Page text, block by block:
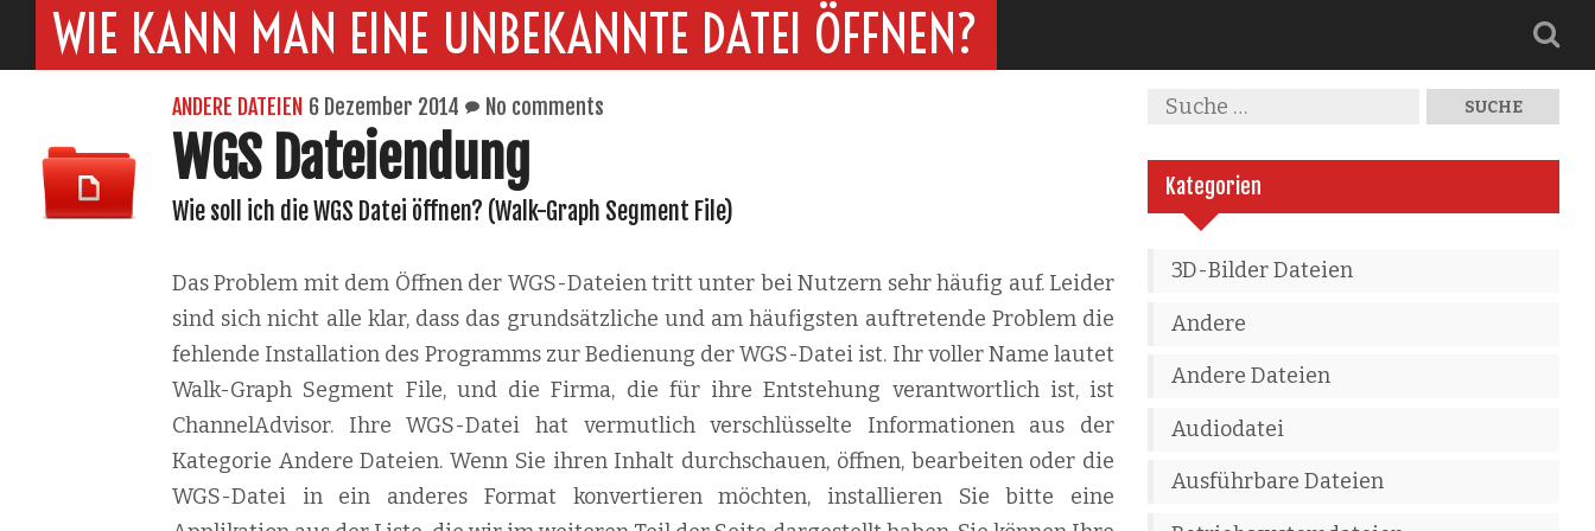
WIE KANN MAN EINE UNBEKANNTE DATEI ÖFFNEN?
ANDERE DATEIEN 6 Dezember 2014 No comments
WGS Dateiendung
Wie soll ich die WGS Datei öffnen? (Walk-Graph Segment File)
Das Problem mit dem Öffnen der WGS-Dateien tritt unter bei Nutzern sehr häufig auf. Leider
sind sich nicht alle klar, dass das grundsätzliche und am häufigsten auftretende Problem die
fehlende Installation des Programms zur Bedienung der WGS-Datei ist. Ihr voller Name lautet
Walk-Graph Segment File, und die Firma, die für ihre Entstehung verantwortlich ist, ist
ChannelAdvisor. Ihre WGS-Datei hat vermutlich verschlüsselte Informationen aus der
Kategorie Andere Dateien. Wenn Sie ihren Inhalt durchschauen, öffnen, bearbeiten oder die
WGS-Datei in ein anderes Format konvertieren möchten, installieren Sie bitte eine
Kategorien
3D-Bilder Dateien
Andere
Andere Dateien
Audiodatei
Ausführbare Dateien